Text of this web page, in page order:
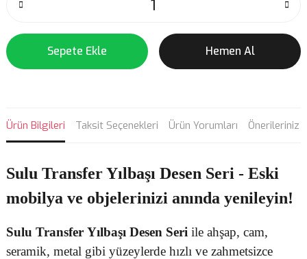
Sepete Ekle Hemen Al
Ürün Bilgileri Taksit Seçenekleri Ürün Yorumları Önerileriniz
Sulu Transfer Yılbaşı Desen Seri - Eski
mobilya ve objelerinizi anında yenileyin!
Sulu Transfer Yılbaşı Desen Seri ile ahşap, cam,
seramik, metal gibi yüzeylerde hızlı ve zahmetsizce